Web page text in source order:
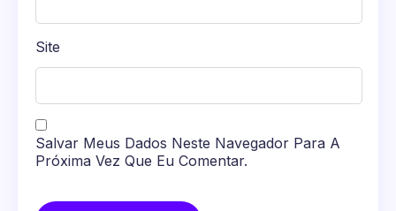
Site
Salvar Meus Dados Neste Navegador Para A
Próxima Vez Que Eu Comentar.